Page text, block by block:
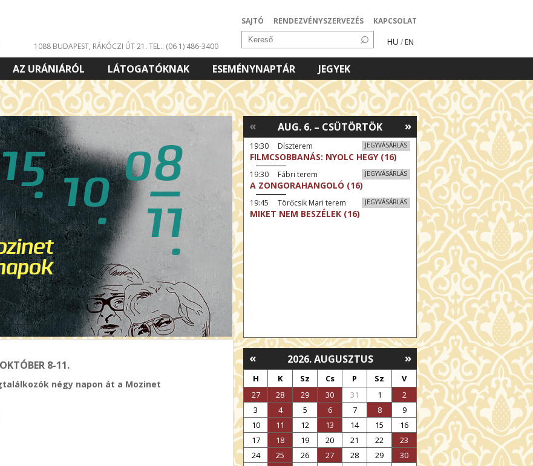
SAJTÓ RENDEZVÉNYSZERVEZÉS KAPCSOLAT
HU / EN
1088 BUDAPEST, RÁKÓCZI ÚT 21. TEL.: (06 1) 486-3400
AZ URÁNIÁRÓL LÁTOGATÓKNAK ESEMÉNYNAPTÁR
JEGYEK
8-11.
négy napon át a Mozinet
»
AUG. 6. – CSÜTÖRTÖK
«
JEGYVÁSÁRLÁS
19:30 Díszterem
FILMCSOBBANÁS: NYOLC HEGY (16)
JEGYVÁSÁRLÁS
19:30 Fábri terem
A ZONGORAHANGOLÓ (16)
JEGYVÁSÁRLÁS
19:45 Törőcsik Mari terem
MIKET NEM BESZÉLEK (16)
»
« 2026. AUGUSZTUS
H K Sz Cs P Sz
V
27
28 29 30 31 1
2
3
4 5 6 7 8
9
10
11 12 13 14 15
16
17
18 19 20 21 22
23
24
25 26 27 28 29
30